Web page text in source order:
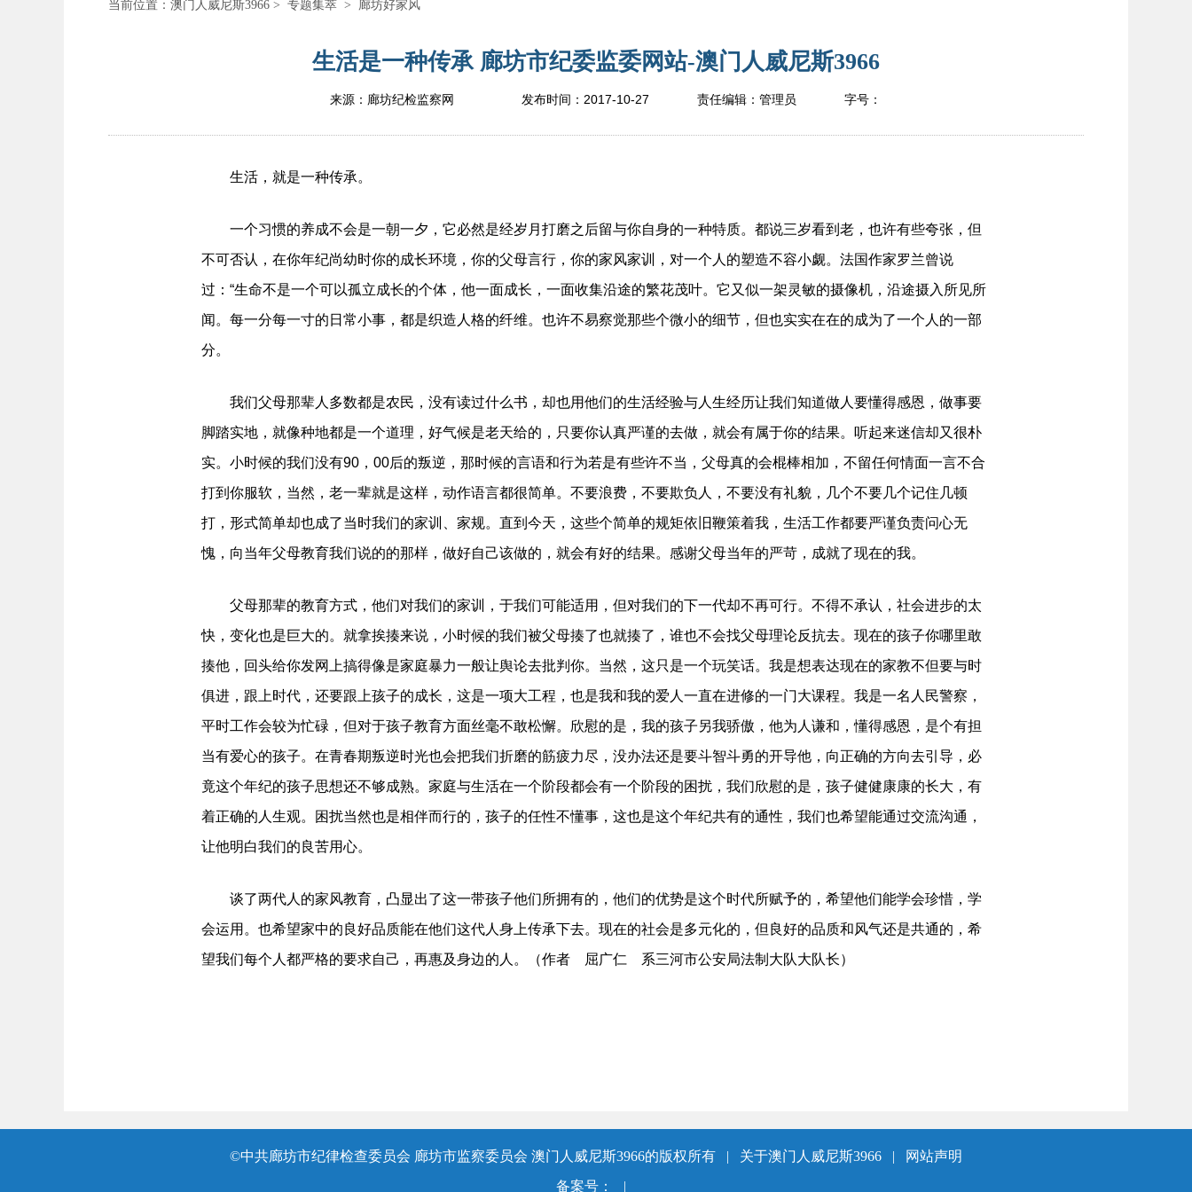
当前位置： 澳门人威尼斯3966 > 专题集萃 > 廊坊好家风
生活是一种传承 廊坊市纪委监委网站-澳门人威尼斯3966
来源：廊坊纪检监察网 发布时间： 2017-10-27 责任编辑： 管理员 字号：
生活，就是一种传承。
一个习惯的养成不会是一朝一夕，它必然是经岁月打磨之后留与你自身的一种特质。都说三岁看到老，也许有些夸张，但
不可否认，在你年纪尚幼时你的成长环境，你的父母言行，你的家风家训，对一个人的塑造不容小觑。法国作家罗兰曾说
过：“生命不是一个可以孤立成长的个体，他一面成长，一面收集沿途的繁花茂叶。它又似一架灵敏的摄像机，沿途摄入所见所
闻。每一分每一寸的日常小事，都是织造人格的纤维。也许不易察觉那些个微小的细节，但也实实在在的成为了一个人的一部
分。
我们父母那辈人多数都是农民，没有读过什么书，却也用他们的生活经验与人生经历让我们知道做人要懂得感恩，做事要
脚踏实地，就像种地都是一个道理，好气候是老天给的，只要你认真严谨的去做，就会有属于你的结果。听起来迷信却又很朴
实。小时候的我们没有90，00后的叛逆，那时候的言语和行为若是有些许不当，父母真的会棍棒相加，不留任何情面一言不合
打到你服软，当然，老一辈就是这样，动作语言都很简单。不要浪费，不要欺负人，不要没有礼貌，几个不要几个记住几顿
打，形式简单却也成了当时我们的家训、家规。直到今天，这些个简单的规矩依旧鞭策着我，生活工作都要严谨负责问心无
愧，向当年父母教育我们说的的那样，做好自己该做的，就会有好的结果。感谢父母当年的严苛，成就了现在的我。
父母那辈的教育方式，他们对我们的家训，于我们可能适用，但对我们的下一代却不再可行。不得不承认，社会进步的太
快，变化也是巨大的。就拿挨揍来说，小时候的我们被父母揍了也就揍了，谁也不会找父母理论反抗去。现在的孩子你哪里敢
揍他，回头给你发网上搞得像是家庭暴力一般让舆论去批判你。当然，这只是一个玩笑话。我是想表达现在的家教不但要与时
俱进，跟上时代，还要跟上孩子的成长，这是一项大工程，也是我和我的爱人一直在进修的一门大课程。我是一名人民警察，
平时工作会较为忙碌，但对于孩子教育方面丝毫不敢松懈。欣慰的是，我的孩子另我骄傲，他为人谦和，懂得感恩，是个有担
当有爱心的孩子。在青春期叛逆时光也会把我们折磨的筋疲力尽，没办法还是要斗智斗勇的开导他，向正确的方向去引导，必
竟这个年纪的孩子思想还不够成熟。家庭与生活在一个阶段都会有一个阶段的困扰，我们欣慰的是，孩子健健康康的长大，有
着正确的人生观。困扰当然也是相伴而行的，孩子的任性不懂事，这也是这个年纪共有的通性，我们也希望能通过交流沟通，
让他明白我们的良苦用心。
谈了两代人的家风教育，凸显出了这一带孩子他们所拥有的，他们的优势是这个时代所赋予的，希望他们能学会珍惜，学
会运用。也希望家中的良好品质能在他们这代人身上传承下去。现在的社会是多元化的，但良好的品质和风气还是共通的，希
望我们每个人都严格的要求自己，再惠及身边的人。（作者 屈广仁 系三河市公安局法制大队大队长）
©中共廊坊市纪律检查委员会 廊坊市监察委员会 澳门人威尼斯3966的版权所有 | 关于澳门人威尼斯3966 |
网站声明
备案号：
|